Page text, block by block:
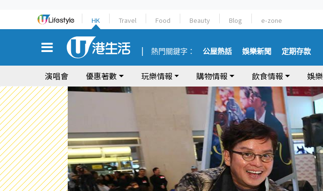
HK Travel Food Beauty Blog e-zone
熱門關鍵字： 公屋熱話 娛樂新聞 定期存款
演唱會 優惠著數 玩樂情報 購物情報 飲食情報 娛樂